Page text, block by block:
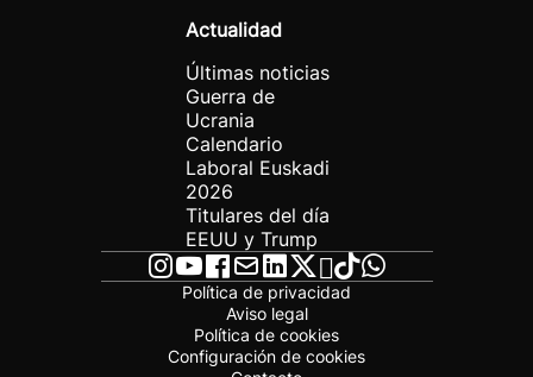
Actualidad
Últimas noticias
Guerra de
Ucrania
Calendario
Laboral Euskadi
2026
Titulares del día
EEUU y Trump
Política de privacidad
Aviso legal
Política de cookies
Configuración de cookies